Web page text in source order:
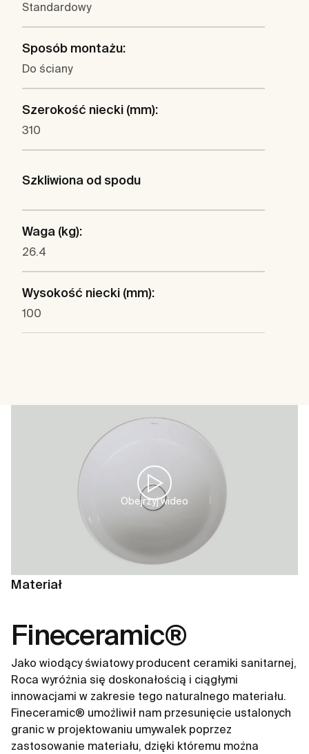
Standardowy
Sposób montażu:
Do ściany
Szerokość niecki (mm):
310
Szkliwiona od spodu
Waga (kg):
26.4
Wysokość niecki (mm):
100
Obejrzyj wideo
Materiał
Fineceramic®
Jako wiodący światowy producent ceramiki sanitarnej,
Roca wyróżnia się doskonałością i ciągłymi
innowacjami w zakresie tego naturalnego materiału.
Fineceramic® umożliwił nam przesunięcie ustalonych
granic w projektowaniu umywalek poprzez
zastosowanie materiału, dzięki któremu można